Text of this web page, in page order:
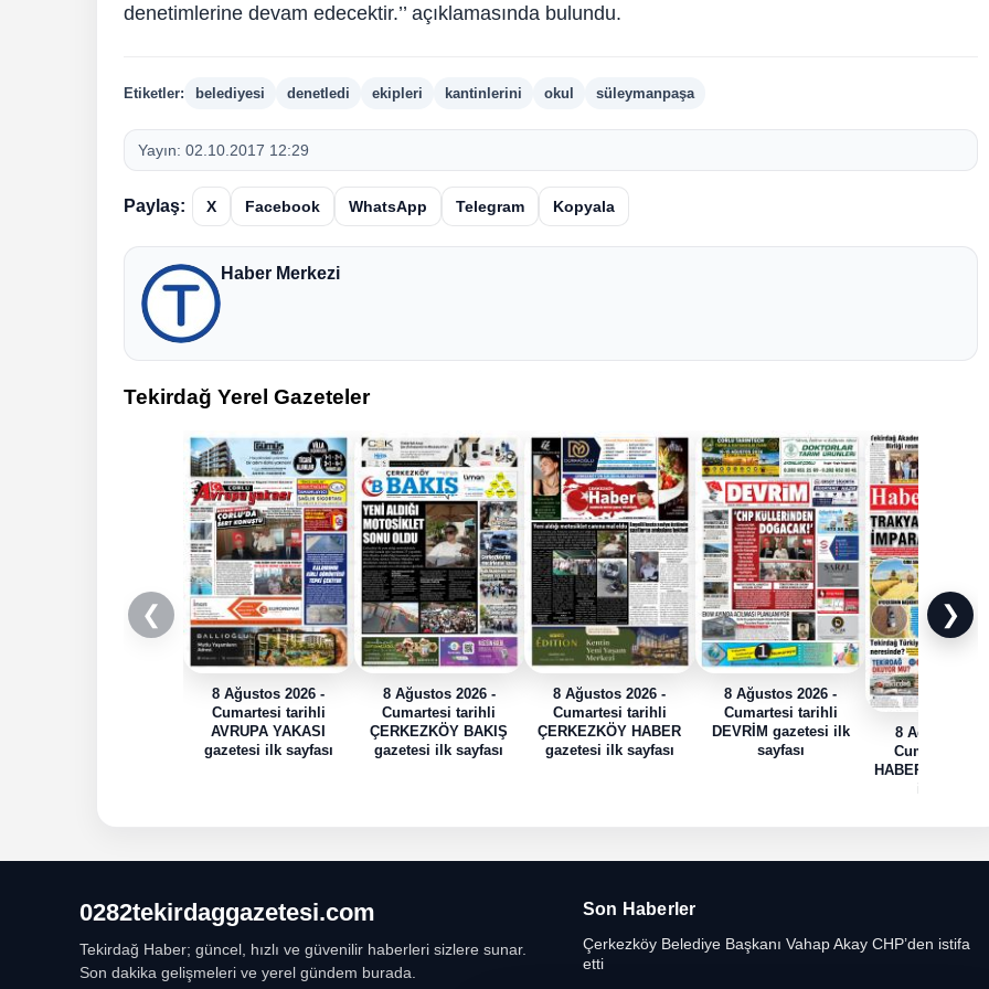
denetimlerine devam edecektir.’’ açıklamasında bulundu.
Etiketler: belediyesi denetledi ekipleri kantinlerini okul süleymanpaşa
Yayın: 02.10.2017 12:29
Paylaş: X Facebook WhatsApp Telegram Kopyala
Haber Merkezi
Tekirdağ Yerel Gazeteler
❮
8 Ağustos 2026 -
Cumartesi tarihli
AVRUPA YAKASI
gazetesi ilk sayfası
8 Ağustos 2026 -
Cumartesi tarihli
ÇERKEZKÖY BAKIŞ
gazetesi ilk sayfası
8 Ağustos 2026 -
Cumartesi tarihli
ÇERKEZKÖY HABER
gazetesi ilk sayfası
8 Ağustos 2026 -
Cumartesi tarihli
DEVRİM gazetesi ilk
sayfası
8 Ağustos
Cumartesi
HABER TRAK
❯
0282tekirdaggazetesi.com
Tekirdağ Haber; güncel, hızlı ve güvenilir haberleri sizlere sunar.
Son dakika gelişmeleri ve yerel gündem burada.
Son Haberler
Çerkezköy Belediye Başkanı Vahap Akay CHP’den istifa
etti